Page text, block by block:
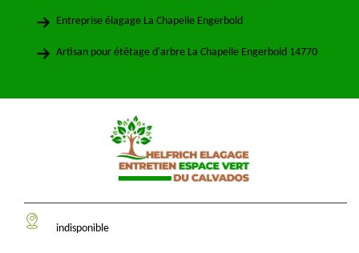
Entreprise élagage La Chapelle Engerbold
Artisan pour étêtage d'arbre La Chapelle Engerbold 14770
indisponible